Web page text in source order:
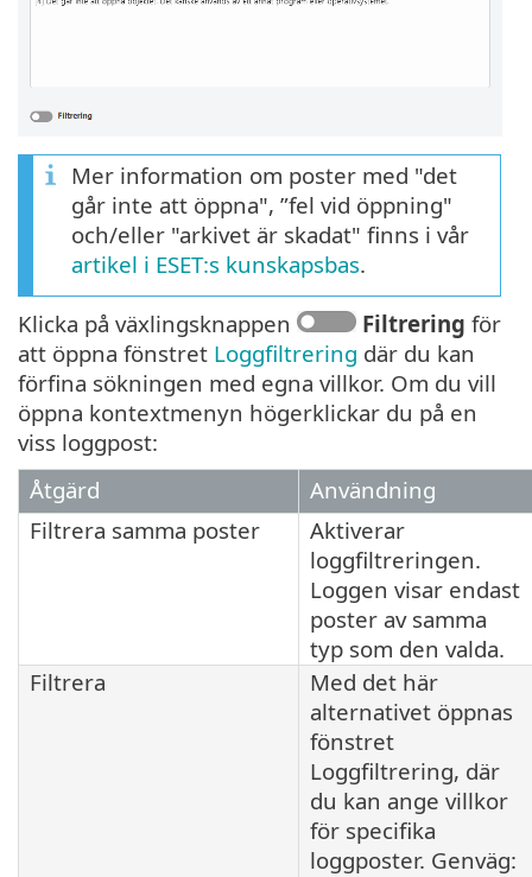
Mer information om poster med "det
går inte att öppna", ”fel vid öppning"
och/eller "arkivet är skadat" finns i vår
artikel i ESET:s kunskapsbas.
Klicka på växlingsknappen
Filtrering för
att öppna fönstret Loggfiltrering där du kan
förfina sökningen med egna villkor. Om du vill
öppna kontextmenyn högerklickar du på en
viss loggpost:
Åtgärd
Användning
Filtrera samma poster
Aktiverar
loggfiltreringen.
Loggen visar endast
poster av samma
typ som den valda.
Filtrera
Med det här
alternativet öppnas
fönstret
Loggfiltrering, där
du kan ange villkor
för specifika
loggposter. Genväg: